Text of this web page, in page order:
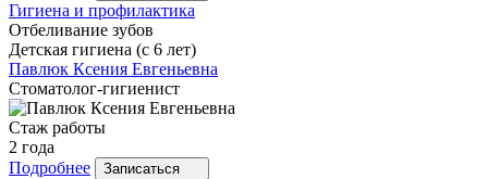
Гигиена и профилактика
Отбеливание зубов
Детская гигиена (с 6 лет)
Павлюк Ксения Евгеньевна
Стоматолог-гигиенист
Стаж работы
2 года
Подробнее
Записаться